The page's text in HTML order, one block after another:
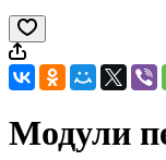
Модули